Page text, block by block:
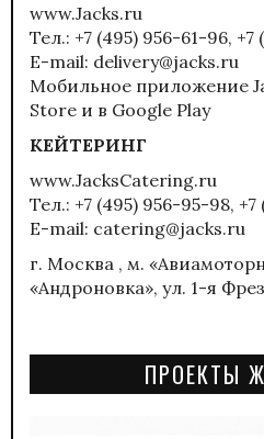
www.Jacks.ru
Тел.: +7 (495) 956-61-96,
E-mail: delivery@jacks.ru
Мобильное приложение
Store и в Google Play
КЕЙТЕРИНГ
www.JacksCatering.ru
Тел.: +7 (495) 956-95-98,
E-mail: catering@jacks.ru
г. Москва , м.
«Андроновка», ул. 1-я
ПРОЕКТЫ